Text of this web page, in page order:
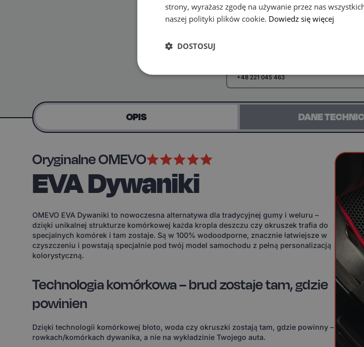
+48 221 045 463
OPIS DANE
Oryginalne OMEVO
EVA Dywaniki
OMEVO EVA Dywaniki to nowoczesna alternatywa dla tradycyjnej gumy i weluru –
dzięki unikalnej strukturze komórkowej każda kropla deszczu czy okruszek trafia do
specjalnych komórek i tam zostaje. Są w 100% wodoodporne, znacznie łatwiejsze w
czyszczeniu i powstają specjalnie pod twój model samochodu z pełną personalizacją
kolorystyczną.
Technologia komórkowa – brud zostaje tam, gdzie
powinien
Dzięki technologii komórkowej błoto, woda czy okruszki zostają tam, gdzie powinny –
rowkach/komórkach dywanika, a nie na wykładzinie Twojego auta.
strony, wyrażasz zgodę na używanie przez nas
naszej polityki plików cookie. Dowiedz się więcej
DOSTOSUJ